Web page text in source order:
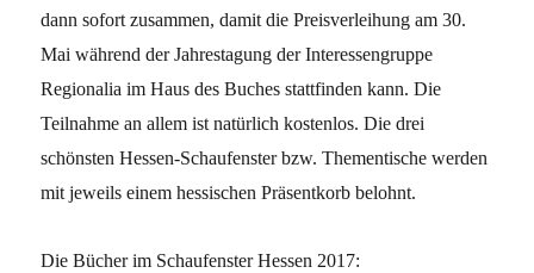
dann sofort zusammen, damit die Preisverleihung am 30.
Mai während der Jahrestagung der Interessengruppe
Regionalia im Haus des Buches stattfinden kann. Die
Teilnahme an allem ist natürlich kostenlos. Die drei
schönsten Hessen-Schaufenster bzw. Thementische werden
mit jeweils einem hessischen Präsentkorb belohnt.
Die Bücher im Schaufenster Hessen 2017: